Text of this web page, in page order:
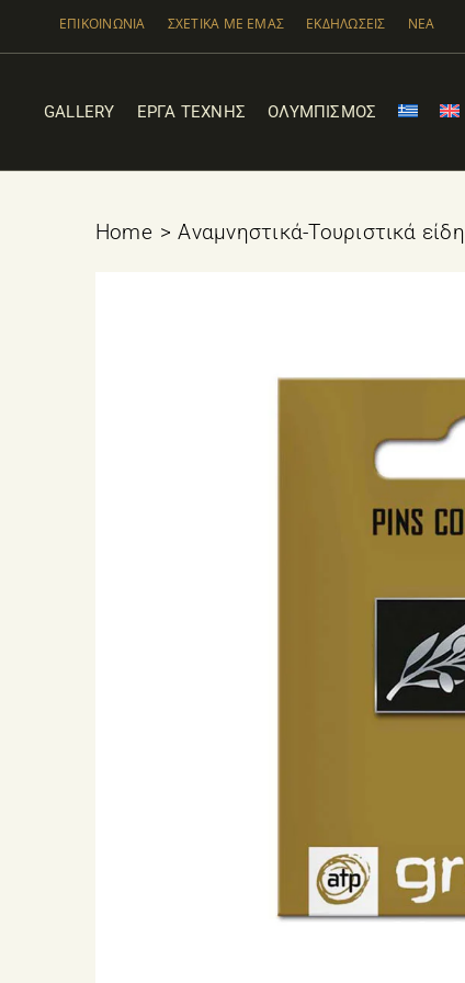
ΜετάβασηΕΠΙΚΟΙΝΩΝΙΑ ΣΧΕΤΙΚΑ ΜΕ ΕΜΑΣ ΕΚΔΗΛΩΣΕΙΣ ΝΕΑ
GALLERY ΕΡΓΑ ΤΕΧΝΗΣ ΟΛΥΜΠΙΣΜΟΣ
Home Αναμνηστικά-Τουριστικά είδη